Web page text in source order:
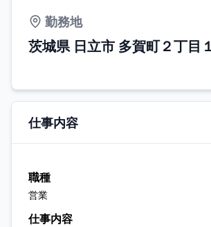
勤務地
茨城県 日立市 多賀町２丁目
仕事内容
職種
営業
仕事内容